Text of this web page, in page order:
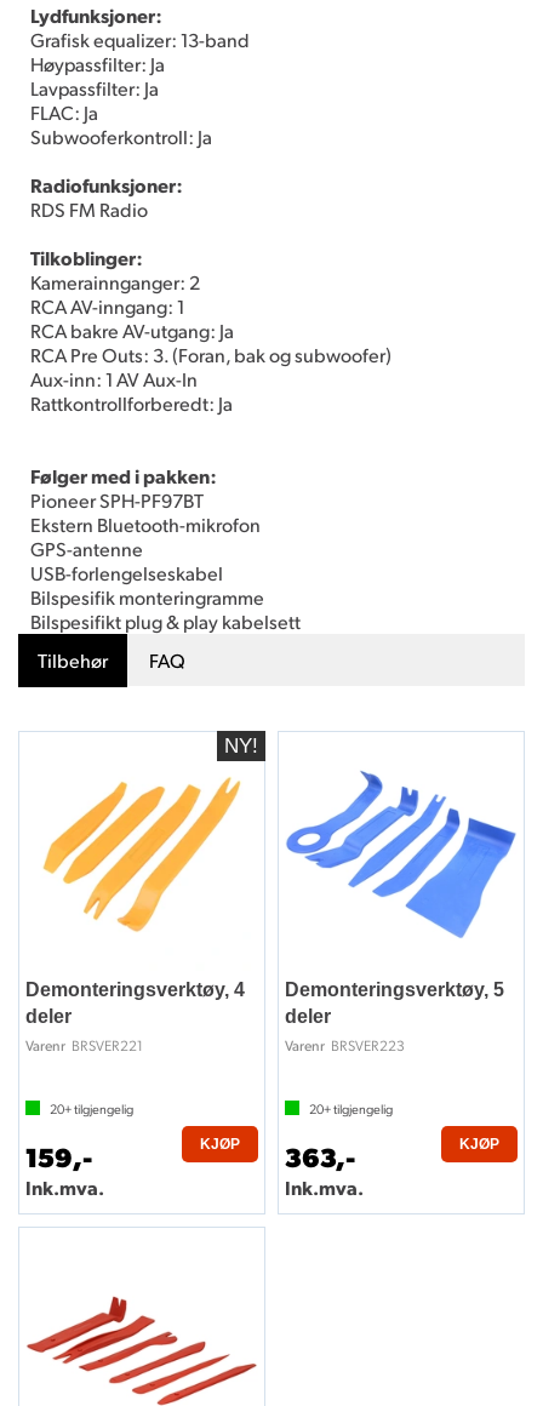
Lydfunksjoner:
Grafisk equalizer: 13-band
Høypassfilter: Ja
Lavpassfilter: Ja
FLAC: Ja
Subwooferkontroll: Ja
Radiofunksjoner:
RDS FM Radio
Tilkoblinger:
Kamerainnganger: 2
RCA AV-inngang: 1
RCA bakre AV-utgang: Ja
RCA Pre Outs: 3. (Foran, bak og subwoofer)
Aux-inn: 1 AV Aux-In
Rattkontrollforberedt: Ja
Følger med i pakken:
Pioneer SPH-PF97BT
Ekstern Bluetooth-mikrofon
GPS-antenne
USB-forlengelseskabel
Bilspesifik monteringramme
Bilspesifikt plug & play kabelsett
Tilbehør
FAQ
Demonteringsverktøy, 4
deler
Varenr BRSVER221
20+tilgjengelig
159,-
Ink.mva.
KJØP
Demonteringsverktøy, 5
deler
Varenr BRSVER223
20+tilgjengelig
363,-
Ink.mva.
KJØP